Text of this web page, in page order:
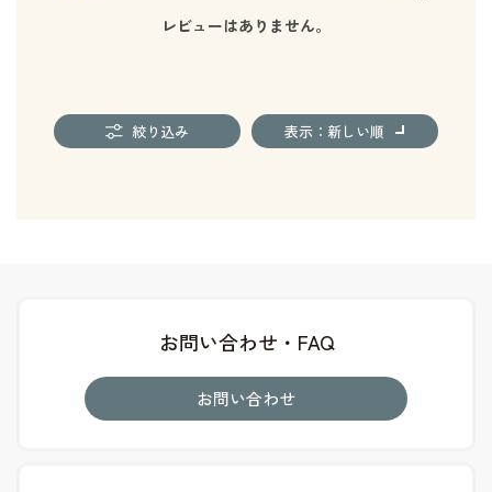
レビューはありません。
絞り込み 表示：新しい順
お問い合わせ・FAQ
お問い合わせ